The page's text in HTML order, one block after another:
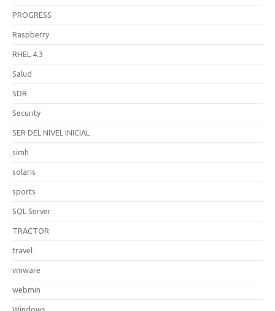
PROGRESS
Raspberry
RHEL 4.3
Salud
SDR
Security
SER DEL NIVEL INICIAL
simh
solaris
sports
SQL Server
TRACTOR
travel
vmware
webmin
Windows